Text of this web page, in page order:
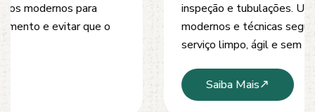
inspeção e tubulações. Utilizamos equipamentos
modernos e técnicas seguras que garantem um
serviço limpo, ágil e sem danos à estrutura.